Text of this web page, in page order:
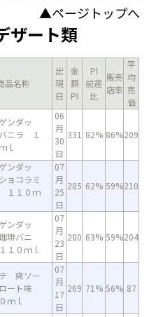
▲ページトップへ
ザート類
品名称
出
現
日
金
額
PI
PI
前週
比
販売
店率
平
均
売
価
ンダッ
ニラ １
ｌ
06
月
30
日
331 82% 86%209
ンダッ
ョコラミ
１１０ｍ
07
月
25
日
285 62% 59%210
ンダッ
琲バニ
１０ｍｌ
07
月
23
日
280 63% 59%204
爽ソー
ート味
ｍｌ
07
月
17
日
269 71% 56% 87